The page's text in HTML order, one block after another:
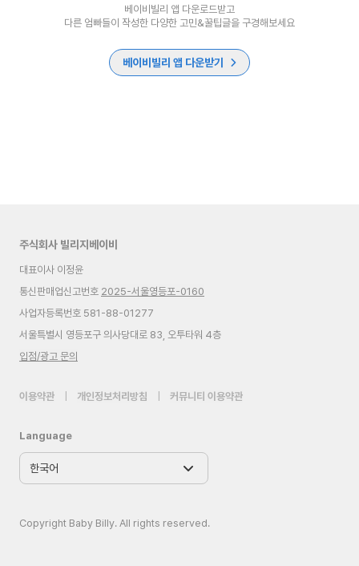
베이비빌리 앱 다운로드받고
다른 엄빠들이 작성한 다양한 고민&꿀팁글을 구경해보세요
베이비빌리 앱 다운받기
주식회사 빌리지베이비
대표이사 이정윤
통신판매업신고번호 2025-서울영등포-0160
사업자등록번호 581-88-01277
서울특별시 영등포구 의사당대로 83, 오투타워 4층
입점/광고 문의
이용약관 개인정보처리방침 커뮤니티 이용약관
Language
Copyright Baby Billy. All rights reserved.